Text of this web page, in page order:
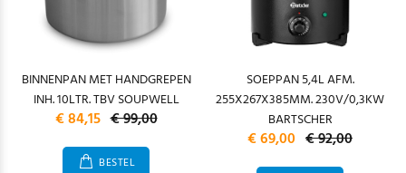
BINNENPAN MET HANDGREPEN
INH. 10LTR. TBV SOUPWELL
€ 84,15 € 99,00
BESTEL
SOEPPAN 5,4L AFM.
255X267X385MM. 230V/0,3KW
BARTSCHER
€ 69,00 € 92,00